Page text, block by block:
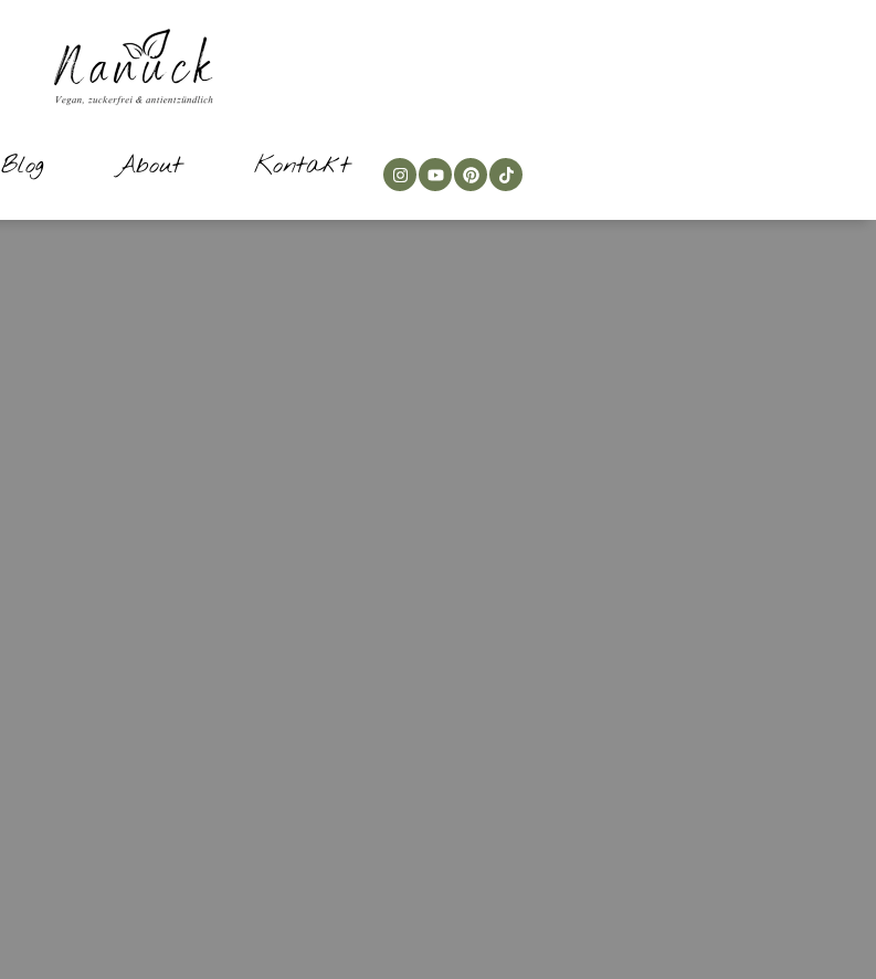
Blog About Kontakt